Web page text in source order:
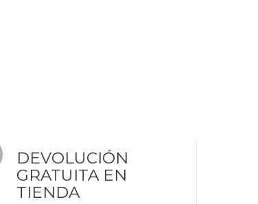
DEVOLUCIÓN
GRATUITA EN
TIENDA